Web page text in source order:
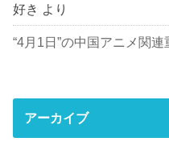
好き より
“4月1日”の中国アニメ関
アーカイブ